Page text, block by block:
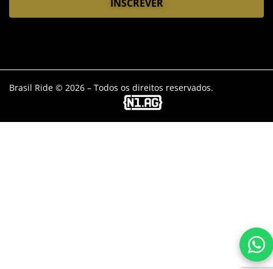
Brasil Ride © 2026 – Todos os direitos reservados.